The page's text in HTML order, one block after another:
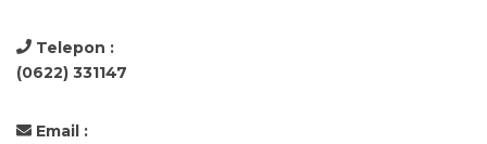
Telepon :
(0622) 331147
Email :